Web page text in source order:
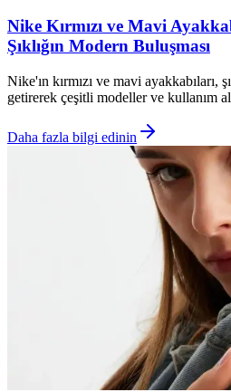
Nike Kırmızı ve Mavi
Şıklığın Modern Buluşması
Nike'ın kırmızı ve mavi ayakkabıları,
getirerek çeşitli modeller ve kullanım
Daha fazla bilgi edinin